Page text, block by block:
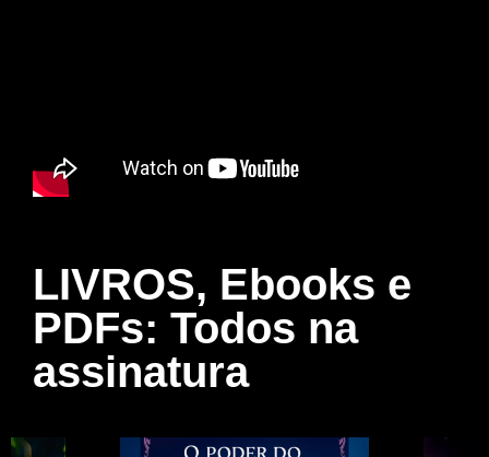
LIVROS, Ebooks e
PDFs: Todos na
assinatura